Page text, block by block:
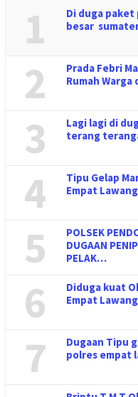
1
Di duga
besar
2
Prada Febri
Rumah Warga
3
Lagi lagi di
terang
4
Tipu Gelap
Empat
5
POLSEK
DUGAAN
PELAK…
6
Diduga kuat
Empat
7
Dugaan Tipu
polres empat